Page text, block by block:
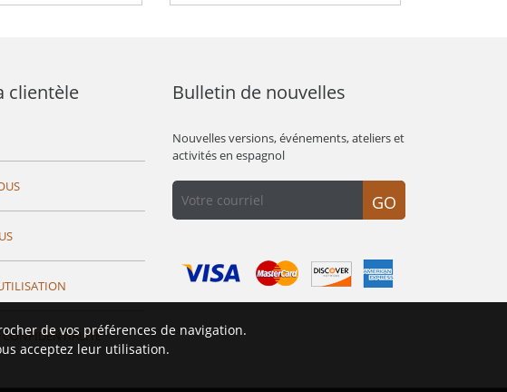
clientèle Bulletin de nouvelles
Nouvelles versions, événements, ateliers et
activités en espagnol
GO
de vos préférences de navigation.
acceptez leur utilisation.